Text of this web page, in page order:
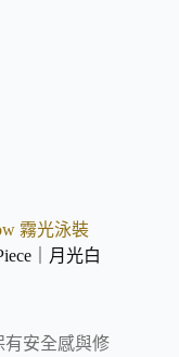
霧光泳裝
｜月光白
有安全感與修